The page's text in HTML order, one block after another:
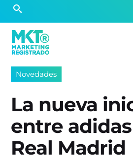
Novedades
La nueva
entre
Real Madrid